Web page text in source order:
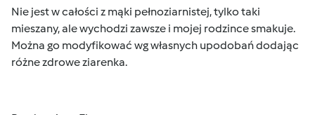
Nie jest w całości z mąki pełnoziarnistej, tylko taki
mieszany, ale wychodzi zawsze i mojej rodzince smakuje.
Można go modyfikować wg własnych upodobań dodając
różne zdrowe ziarenka.